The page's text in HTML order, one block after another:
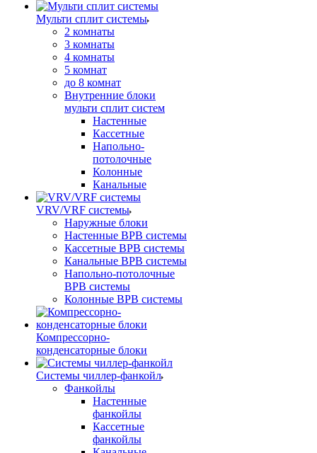
Мульти сплит системы
2 комнаты
3 комнаты
4 комнаты
5 комнат
до 8 комнат
Внутренние блоки
мульти сплит систем
Настенные
Кассетные
Напольно-
потолочные
Колонные
Канальные
VRV/VRF системы
Наружные блоки
Настенные ВРВ системы
Кассетные ВРВ системы
Канальные ВРВ системы
Напольно-потолочные
ВРВ системы
Колонные ВРВ системы
Компрессорно-
конденсаторные блоки
Системы чиллер-фанкойл
Фанкойлы
Настенные
фанкойлы
Кассетные
фанкойлы